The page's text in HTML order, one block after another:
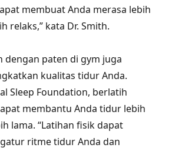
membuat Anda merasa lebih
relaks,” kata Dr. Smith.
dengan paten di gym juga
kualitas tidur Anda.
Sleep Foundation, berlatih
membantu Anda tidur lebih
lama. “Latihan fisik dapat
ritme tidur Anda dan